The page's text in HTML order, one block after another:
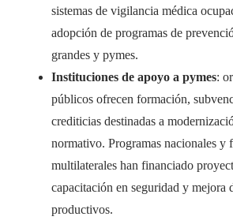
sistemas de vigilancia médica
adopción de programas de
grandes y pymes.
Instituciones de apoyo a pymes:
públicos ofrecen formación,
crediticias destinadas a
normativo. Programas nacionales y
multilaterales han financiado
capacitación en seguridad y mejora
productivos.